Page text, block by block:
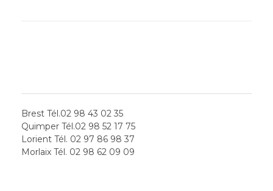
Brest Tél.02 98 43 02 35
Quimper Tél.02 98 52 17 75
Lorient Tél. 02 97 86 98 37
Morlaix Tél. 02 98 62 09 09